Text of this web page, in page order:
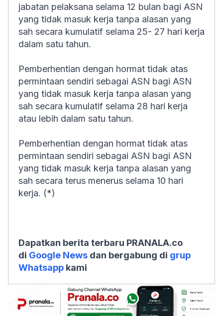
jabatan pelaksana selama 12 bulan bagi ASN
yang tidak masuk kerja tanpa alasan yang
sah secara kumulatif selama 25- 27 hari kerja
dalam satu tahun.
Pemberhentian dengan hormat tidak atas
permintaan sendiri sebagai ASN bagi ASN
yang tidak masuk kerja tanpa alasan yang
sah secara kumulatif selama 28 hari kerja
atau lebih dalam satu tahun.
Pemberhentian dengan hormat tidak atas
permintaan sendiri sebagai ASN bagi ASN
yang tidak masuk kerja tanpa alasan yang
sah secara terus menerus selama 10 hari
kerja. (*)
Dapatkan berita terbaru PRANALA.co
di Google News dan bergabung di grup
Whatsapp kami